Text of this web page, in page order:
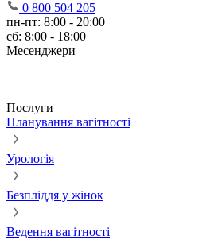
0 800 504 205
пн-пт: 8:00 - 20:00
сб: 8:00 - 18:00
Месенджери
Послуги
Планування вагітності
Урологія
Безпліддя у жінок
Ведення вагітності